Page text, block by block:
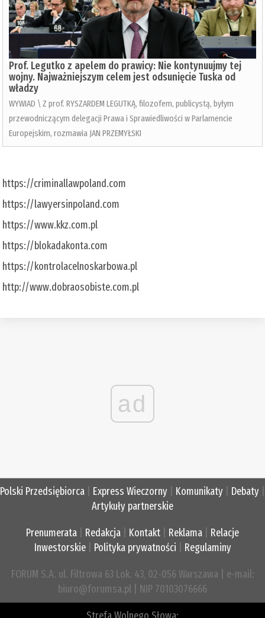
Prof. Legutko z apelem do prawicy: Nie kontynuujmy tej
wojny. Najważniejszym celem jest odsunięcie Tuska od
władzy
WYWIAD \ Z prof. RYSZARDEM LEGUTKĄ, filozofem, publicystą, byłym
przewodniczącym delegacji Prawa i Sprawiedliwości w Parlamencie
Europejskim, rozmawia JAN PRZEMYŁSKI
https://criminallawpoland.com
https://lawyersinpoland.com
https://www.kkz.com.pl
https://blokadakonta.com
https://kontrolacelnoskarbowa.pl
http://www.dobraosobiste.com.pl
ad
Polski Przedsiębiorca Express Wieczorny Komunikaty Debaty
Artykuły partnerskie
Prenumerata Redakcja Kontakt Reklama
Relacje
Inwestorskie| Polityka prywatności Regulaminy
FORUM S.A. ul. Filtrowa 63 Lok. 43, 02-056 Warszawa | e-mail:
biuro@forumsa.pl | NIP 70103076666